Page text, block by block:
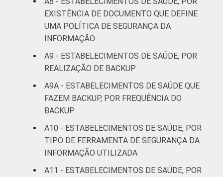
EXISTÊNCIA DE DOCUMENTO QUE DEFINE
UMA POLÍTICA DE SEGURANÇA DA
INFORMAÇÃO
A9 - ESTABELECIMENTOS DE SAÚDE, POR
REALIZAÇÃO DE BACKUP
A9A - ESTABELECIMENTOS DE SAÚDE QUE
FAZEM BACKUP, POR FREQUÊNCIA DO
BACKUP
A10 - ESTABELECIMENTOS DE SAÚDE, POR
TIPO DE FERRAMENTA DE SEGURANÇA DA
INFORMAÇÃO UTILIZADA
A11 - ESTABELECIMENTOS DE SAÚDE, POR